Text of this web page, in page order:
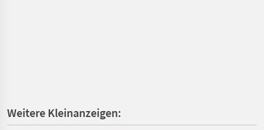
Weitere Kleinanzeigen: